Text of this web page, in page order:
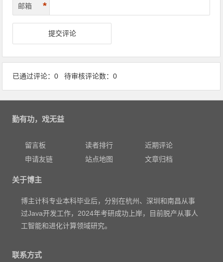
邮箱 *
已通过评论：0 待审核评论数：0
勤有功，戏无益
留言板 读者排行
近期评论
申请友链
站点地图 文章归档
关于博主
博主计科专业本科毕业后，分别在杭州、深圳和南昌从事
过Java开发工作，2024年考研成功上岸，目前脱产从事人
工智能和进化计算领域研究。
联系方式